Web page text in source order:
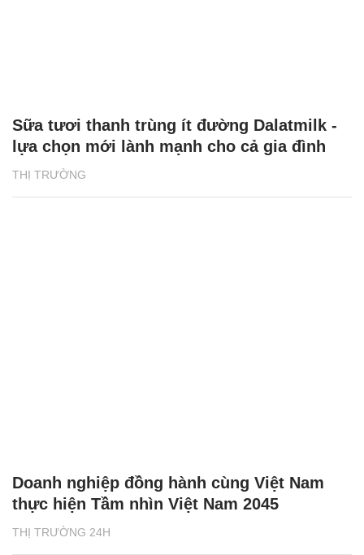
THỊ TRƯỜNG
Sữa tươi thanh trùng ít đường Dalatmilk -
lựa chọn mới lành mạnh cho cả gia đình
THỊ TRƯỜNG 24H
Doanh nghiệp đồng hành cùng Việt Nam
thực hiện Tầm nhìn Việt Nam 2045